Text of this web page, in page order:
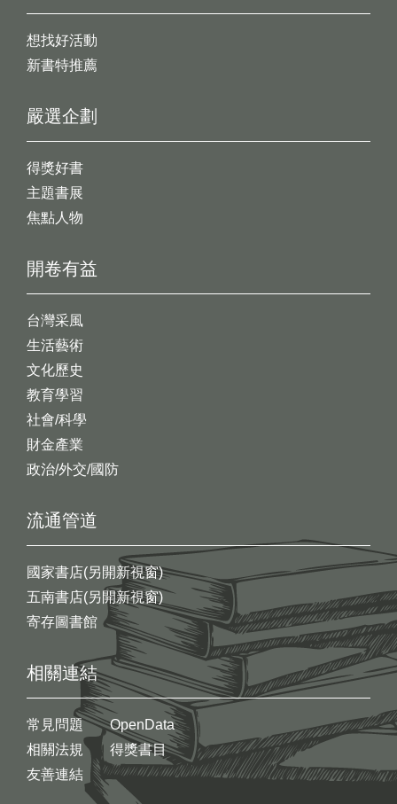
想找好活動
新書特推薦
開卷有益
台灣采風
生活藝術
文化歷史
教育學習
社會/科學
財金產業
政治/外交/國防
嚴選企劃
得獎好書
主題書展
焦點人物
流通管道
國家書店(另開新視窗)
五南書店(另開新視窗)
寄存圖書館
相關連結
常見問題
相關法規
友善連結
OpenData
得獎書目